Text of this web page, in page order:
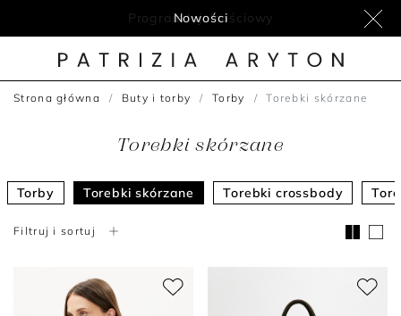
Nowości
Strona główna Buty i torby Torby Torebki skórzane
Torebki skórzane
Torby Torebki skórzane Torebki crossbody
Filtruj i sortuj